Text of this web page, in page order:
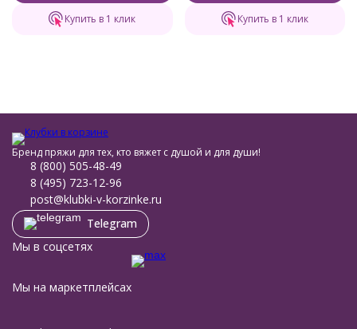
Купить в 1 клик Купить в 1 клик
Бренд пряжи для тех, кто вяжет с душой и для души!
8 (800) 505-48-49
8 (495) 723-12-96
post@klubki-v-korzinke.ru
Telegram
Мы в соцсетях
Мы на маркетплейсах